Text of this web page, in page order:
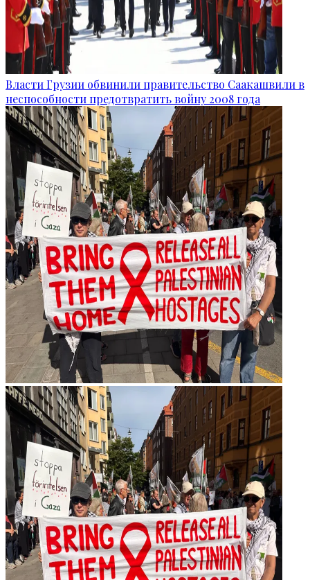
Власти Грузии обвинили правительство Саакашвили в
неспособности предотвратить войну 2008 года